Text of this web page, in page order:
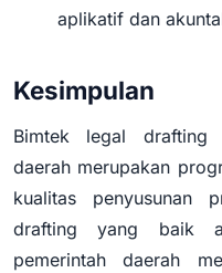
aplikatif dan
Kesimpulan
Bimtek legal drafting
daerah merupakan
kualitas penyusunan
drafting yang baik
pemerintah daerah